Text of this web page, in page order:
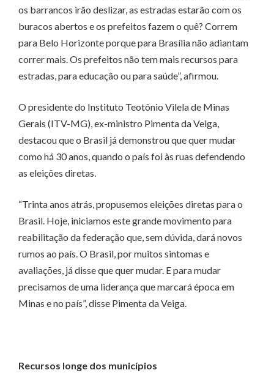
os barrancos irão deslizar, as estradas estarão com os
buracos abertos e os prefeitos fazem o quê? Correm
para Belo Horizonte porque para Brasília não adiantam
correr mais. Os prefeitos não tem mais recursos para
estradas, para educação ou para saúde”, afirmou.
O presidente do Instituto Teotônio Vilela de Minas
Gerais (ITV-MG), ex-ministro Pimenta da Veiga,
destacou que o Brasil já demonstrou que quer mudar
como há 30 anos, quando o país foi às ruas defendendo
as eleições diretas.
“Trinta anos atrás, propusemos eleições diretas para o
Brasil. Hoje, iniciamos este grande movimento para
reabilitação da federação que, sem dúvida, dará novos
rumos ao país. O Brasil, por muitos sintomas e
avaliações, já disse que quer mudar. E para mudar
precisamos de uma liderança que marcará época em
Minas e no país”, disse Pimenta da Veiga.
Recursos longe dos municípios